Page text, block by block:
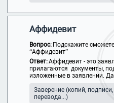
Аффидевит
Вопрос: Подскажите
“Аффидевит”
Ответ:Аффидевит - это
прилагаются документы,
изложенные в заявлении.
Заверение (копий, подписи,
перевода...)